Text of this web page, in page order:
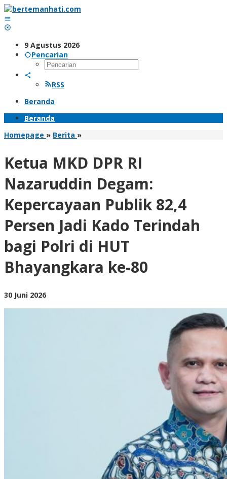
Lewati
ke
konten
9 Agustus 2026
Pencarian
RSS
Beranda
Beranda
Homepage » Berita »Ketua
RI
Degam:
Kepercayaan
Publik
82,4
Persen
Jadi
Kado
Terindah
Polri
ke-
Ketua MKD DPR RI
Nazaruddin Degam:
Kepercayaan Publik 82,4
Persen Jadi Kado Terindah
bagi Polri di HUT
Bhayangkara ke-80
30 Juni 2026oleh